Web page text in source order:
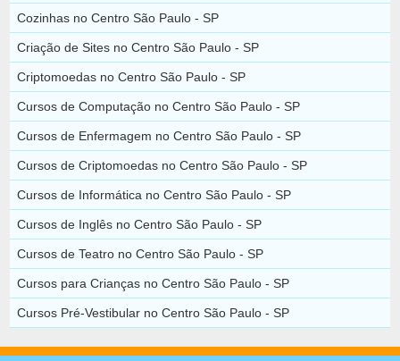
Cozinhas no Centro São Paulo - SP
Criação de Sites no Centro São Paulo - SP
Criptomoedas no Centro São Paulo - SP
Cursos de Computação no Centro São Paulo - SP
Cursos de Enfermagem no Centro São Paulo - SP
Cursos de Criptomoedas no Centro São Paulo - SP
Cursos de Informática no Centro São Paulo - SP
Cursos de Inglês no Centro São Paulo - SP
Cursos de Teatro no Centro São Paulo - SP
Cursos para Crianças no Centro São Paulo - SP
Cursos Pré-Vestibular no Centro São Paulo - SP